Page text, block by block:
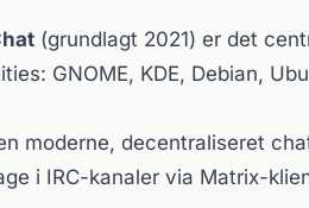
(grundlagt 2021) er det
GNOME, KDE, Debian,
moderne, decentraliseret
i IRC-kanaler via Matrix-